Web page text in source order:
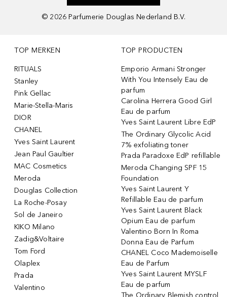
© 2026 Parfumerie Douglas Nederland B.V.
TOP MERKEN
RITUALS
Stanley
Pink Gellac
Marie-Stella-Maris
DIOR
CHANEL
Yves Saint Laurent
Jean Paul Gaultier
MAC Cosmetics
Meroda
Douglas Collection
La Roche-Posay
Sol de Janeiro
KIKO Milano
Zadig&Voltaire
Tom Ford
Olaplex
Prada
Valentino
TOP PRODUCTEN
Emporio Armani Stronger
With You Intensely Eau de
parfum
Carolina Herrera Good Girl
Eau de parfum
Yves Saint Laurent Libre EdP
The Ordinary Glycolic Acid
7% exfoliating toner
Prada Paradoxe EdP refillable
Meroda Changing SPF 15
Foundation
Yves Saint Laurent Y
Refillable Eau de parfum
Yves Saint Laurent Black
Opium Eau de parfum
Valentino Born In Roma
Donna Eau de Parfum
CHANEL Coco Mademoiselle
Eau de Parfum
Yves Saint Laurent MYSLF
Eau de parfum